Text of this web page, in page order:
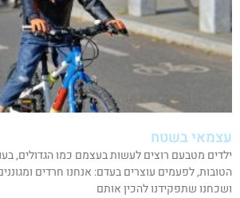
עצמאי בשטח
ילדים מטבעם רוצים לעשות בעצמם כמו הגדולים,
הטובות, לפעמים עוצרים בעדם: אנחנו חרדים
ושכחנו שתפקידנו להכין אותם